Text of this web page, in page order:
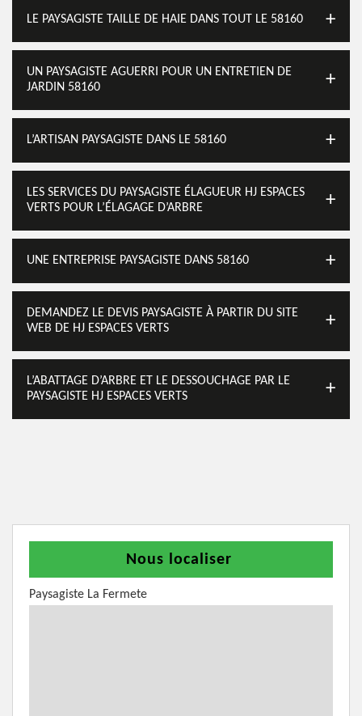
LE PAYSAGISTE TAILLE DE HAIE DANS TOUT LE 58160
UN PAYSAGISTE AGUERRI POUR UN ENTRETIEN DE
JARDIN 58160
L’ARTISAN PAYSAGISTE DANS LE 58160
LES SERVICES DU PAYSAGISTE ÉLAGUEUR HJ ESPACES
VERTS POUR L’ÉLAGAGE D’ARBRE
UNE ENTREPRISE PAYSAGISTE DANS 58160
DEMANDEZ LE DEVIS PAYSAGISTE À PARTIR DU SITE
WEB DE HJ ESPACES VERTS
L’ABATTAGE D’ARBRE ET LE DESSOUCHAGE PAR LE
PAYSAGISTE HJ ESPACES VERTS
Nous localiser
Paysagiste La Fermete